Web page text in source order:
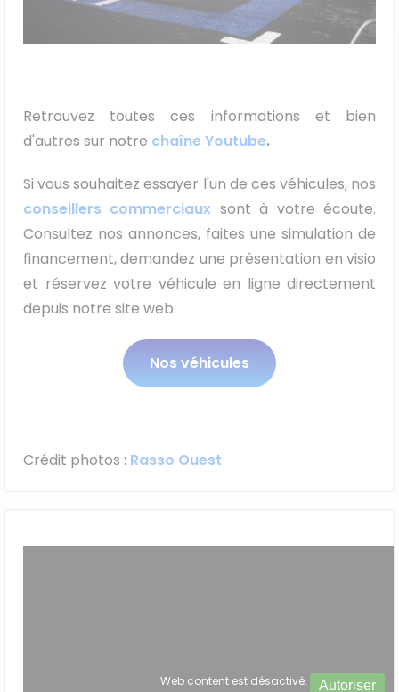
Réservation véhicule
Retrouvez toutes ces informations et bien
d'autres sur notre chaîne Youtube.
Si vous souhaitez essayer l'un de ces véhicules, nos
conseillers commerciaux sont à votre écoute.
Consultez nos annonces, faites une simulation de
financement, demandez une présentation en visio
et réservez votre véhicule en ligne directement
depuis notre site web.
Nos véhicules
Crédit photos : Rasso Ouest
Web content est désactivé. Autoriser